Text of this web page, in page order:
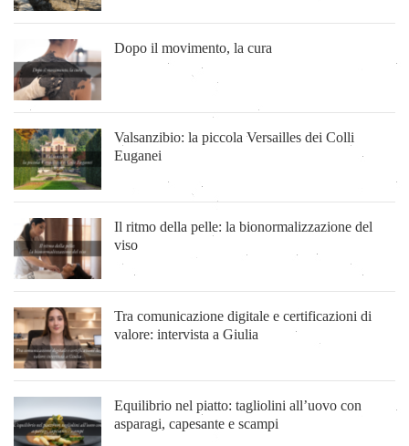
Dopo il movimento, la cura
Valsanzibio: la piccola Versailles dei Colli
Euganei
Il ritmo della pelle: la bionormalizzazione del
viso
Tra comunicazione digitale e certificazioni di
valore: intervista a Giulia
Equilibrio nel piatto: tagliolini all’uovo con
asparagi, capesante e scampi